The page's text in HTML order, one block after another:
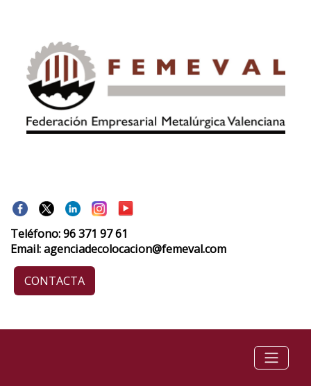
Teléfono: 96 371 97 61
Email: agenciadecolocacion@femeval.com
CONTACTA